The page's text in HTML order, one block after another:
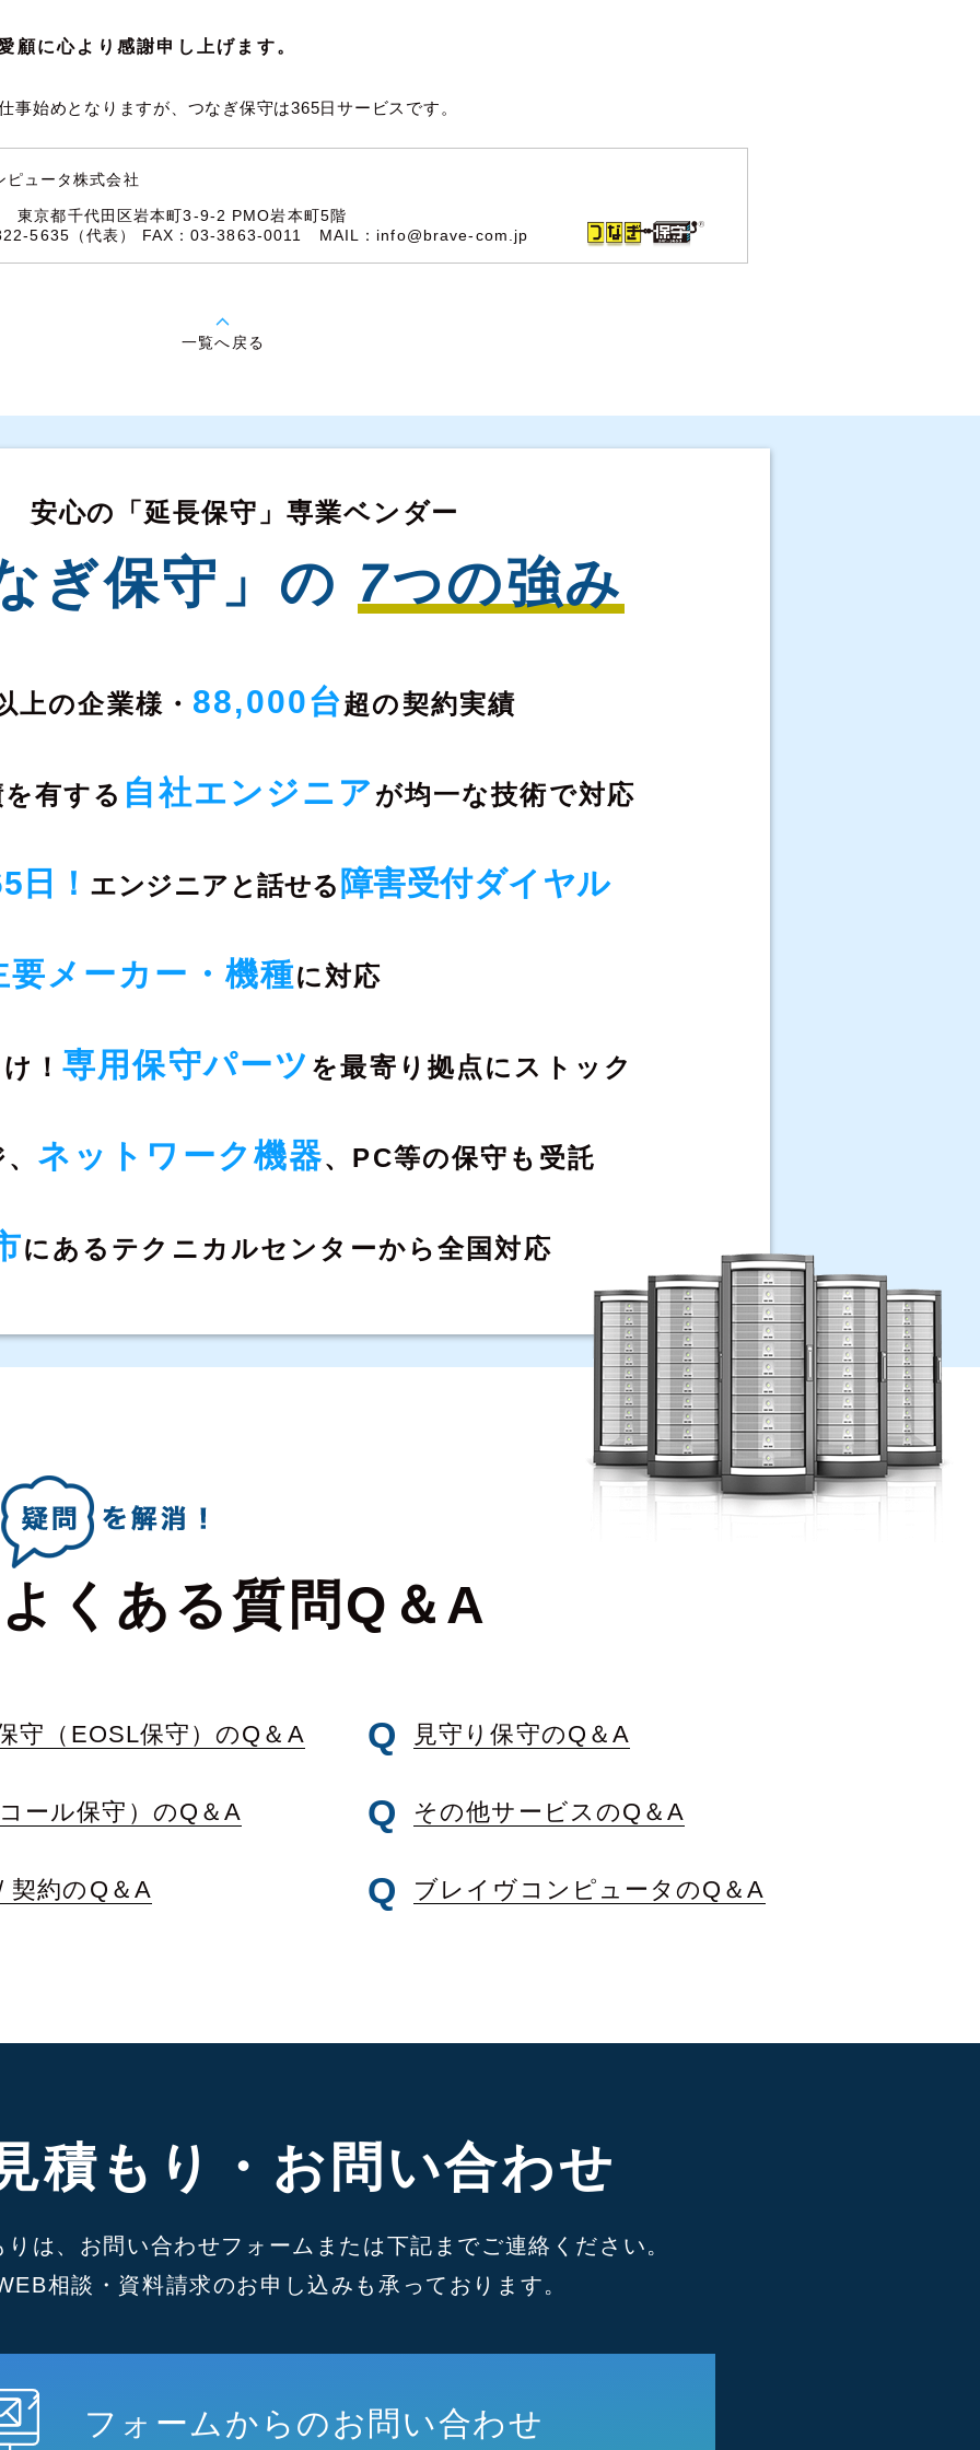
顧に心より感謝申し上げます。
事始めとなりますが、つなぎ保守は365日サービスです。
ピュータ株式会社
東京都千代田区岩本町3-9-2 PMO岩本町5階
5635（代表） FAX：03-3863-0011 MAIL： info@brave-com.jp
一覧へ戻る
安心の「延長保守」専業ベンダー
ぎ保守」の 7つの強み
上の企業様・ 88,000台超の契約実績
有する 自社エンジニア が均一な技術で対応
日！ エンジニアと話せる 障害受付ダイヤル
要メーカー・機種に対応
！専用保守パーツ を最寄り拠点にストック
ネットワーク機器、 PC等の保守も受託
にある テクニカルセンターから全国対応
よくある質問Q＆A
守（EOSL保守）のQ＆A 見守り保守のQ＆A
ール保守）のQ＆A その他サービスのQ＆A
契約のQ＆A ブレイヴコンピュータのQ＆A
積もり・お問い合わせ
は、お問い合わせフォームまたは下記までご連絡ください。
相談・資料請求のお申し込みも承っております。
フォームからのお問い合わせ